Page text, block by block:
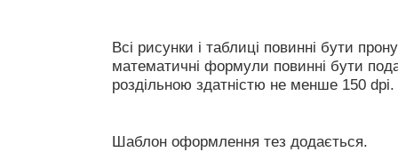
Всі рисунки і таблиці повинні бути
математичні формули повинні бути
роздільною здатністю не менше 150 dpi.
Шаблон оформлення тез додається.